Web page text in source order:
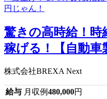
驚きの高時給！時
稼げる！【自動車
株式会社BREXA Next
給与 月収例480,000円